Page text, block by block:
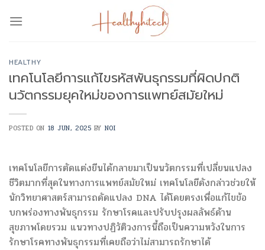
HEALTHY
เทคโนโลยีการแก้ไขรหัสพันธุกรรมที่ผิดปกติ
นวัตกรรมยุคใหม่ของการแพทย์สมัยใหม่
POSTED ON 18 JUN, 2025 BY NOI
เทคโนโลยีการตัดแต่งยีนได้กลายมาเป็นนวัตกรรมที่เปลี่ยนแปลง
ชีวิตมากที่สุดในทางการแพทย์สมัยใหม่ เทคโนโลยีดังกล่าวช่วยให้
นักวิทยาศาสตร์สามารถดัดแปลง DNA ได้โดยตรงเพื่อแก้ไขข้อ
บกพร่องทางพันธุกรรม รักษาโรคและปรับปรุงผลลัพธ์ด้าน
สุขภาพโดยรวม แนวทางปฏิวัติวงการนี้ถือเป็นความหวังในการ
รักษาโรคทางพันธุกรรมที่เคยถือว่าไม่สามารถรักษาได้